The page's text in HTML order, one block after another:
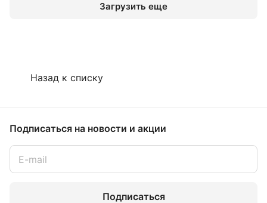
Загрузить еще
Назад к списку
Подписаться на новости и акции
Подписаться